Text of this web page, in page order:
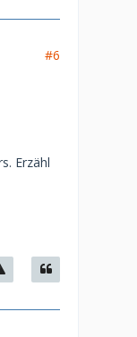
#6
Erzähl